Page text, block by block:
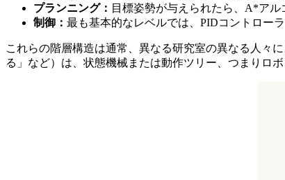
プランニング： 目標姿勢が与えられたら、A*アル
制御： 最も基本的なレベルでは、PIDコントロー
これらの階層構造は通常、異なる研究室の異なる人々
る」など）は、状態機械または動作ツリー、つまりロ